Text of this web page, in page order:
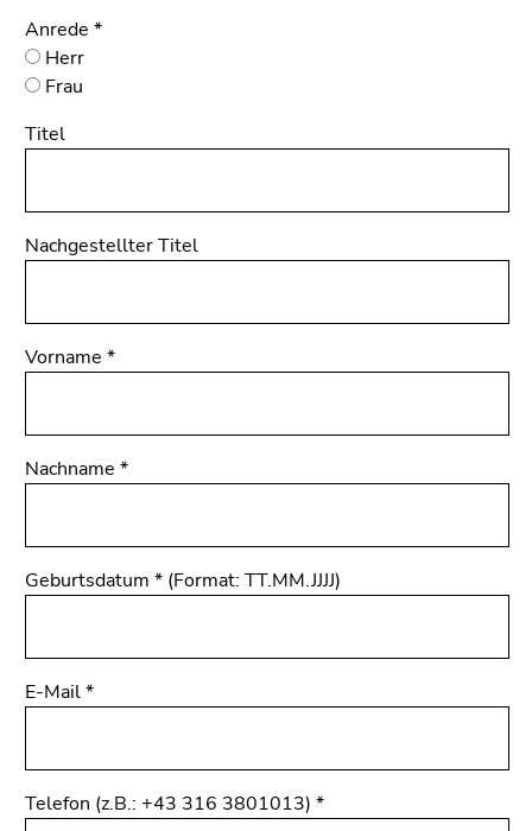
2)
Zur
Hauptnavigation
3)
4)
(Benutzer/Sprache)
Anrede *
Herr
Frau
Titel
Nachgestellter Titel
Vorname *
Nachname *
Geburtsdatum * (Format: TT.MM.JJJJ)
E-Mail*
Telefon (z.B.: +43 316 3801013) *